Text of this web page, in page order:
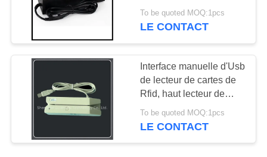
CONTACTEZ-
NOUS
DEMANDEZ
CITATION
cartes du CEI 7811
RFID
To be quoted MOQ:1pcs
LE CONTACT
Interface manuelle d'Usb
de lecteur de cartes de
Rfid, haut lecteur de
cartes de position de
fiabilité
To be quoted MOQ:1pcs
LE CONTACT